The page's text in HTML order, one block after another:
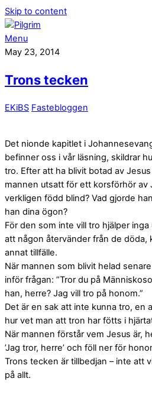
Skip to content
Menu
May 23, 2014
Trons tecken
EKiBS Fastebloggen
Det nionde kapitlet i
befinner oss i vår läsning, skildrar
tro. Efter att ha blivit botad av
mannen utsatt för ett korsförhör av
verkligen född blind? Vad gjorde
han dina ögon?
För den som inte vill tro hjälper
att någon återvänder från de döda,
annat tillfälle.
När mannen som blivit helad
inför frågan: ”Tror du på
han, herre? Jag vill tro på honom.”
Det är en sak att inte kunna tro, en
hur vet man att tron har fötts i
När mannen förstår vem Jesus är,
’Jag tror, herre’ och föll ner för
Trons tecken är tillbedjan – inte att
på allt.